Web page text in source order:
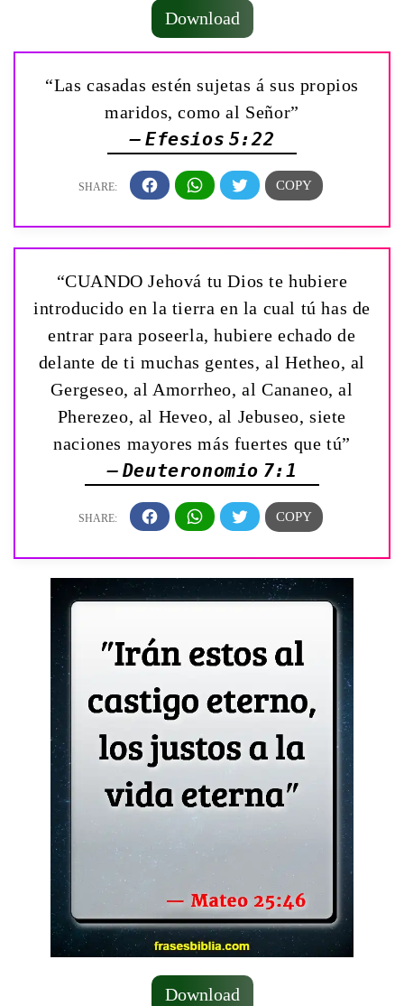
Download
“Las casadas estén sujetas á sus propios
maridos, como al Señor”
— Efesios 5:22
“CUANDO Jehová tu Dios te hubiere
introducido en la tierra en la cual tú has de
entrar para poseerla, hubiere echado de
delante de ti muchas gentes, al Hetheo, al
Gergeseo, al Amorrheo, al Cananeo, al
Pherezeo, al Heveo, al Jebuseo, siete
naciones mayores más fuertes que tú”
— Deuteronomio 7:1
Download